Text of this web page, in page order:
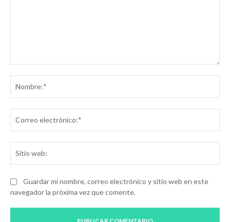
Guardar mi nombre, correo electrónico y sitio web en este
navegador la próxima vez que comente.